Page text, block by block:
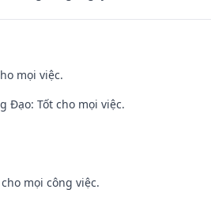
mọi việc.
Đạo: Tốt cho mọi việc.
mọi công việc.